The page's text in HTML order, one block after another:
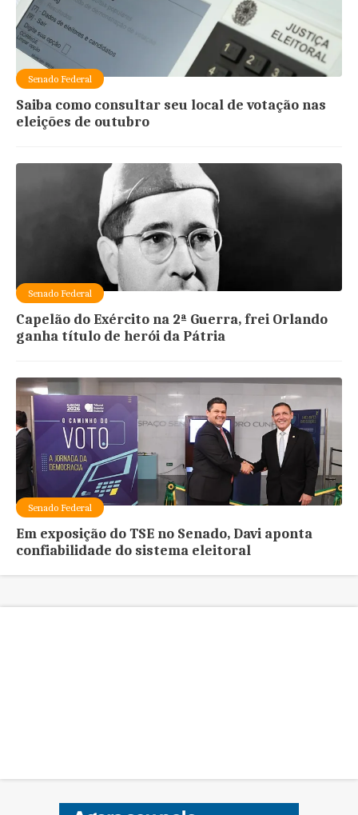
Senado Federal
Saiba como consultar seu local de votação nas
eleições de outubro
Senado Federal
Capelão do Exército na 2ª Guerra, frei Orlando
ganha título de herói da Pátria
Senado Federal
Em exposição do TSE no Senado, Davi aponta
confiabilidade do sistema eleitoral